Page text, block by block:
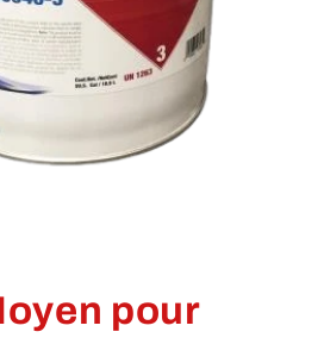
pour